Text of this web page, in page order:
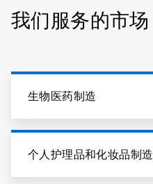
我们服务的市场
生物医药制造
个人护理品和化妆品制造